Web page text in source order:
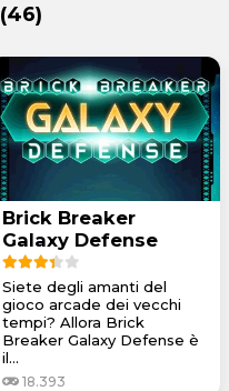
(46)
Brick Breaker
Galaxy Defense
Siete degli amanti del
gioco arcade dei vecchi
tempi? Allora Brick
Breaker Galaxy Defense è
il...
18.393